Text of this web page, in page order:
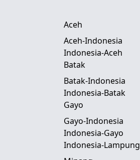
Aceh
Aceh-Indonesia
Indonesia-Aceh
Batak
Batak-Indonesia
Indonesia-Batak
Gayo
Gayo-Indonesia
Indonesia-Gayo
Indonesia-Lampung